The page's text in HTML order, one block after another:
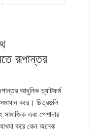
রূপান্তর
আধুনিক প্ল্যাটফর্ম
করে। চিত্রগুলি
এবং পেশাদার
করে কেন অনেক